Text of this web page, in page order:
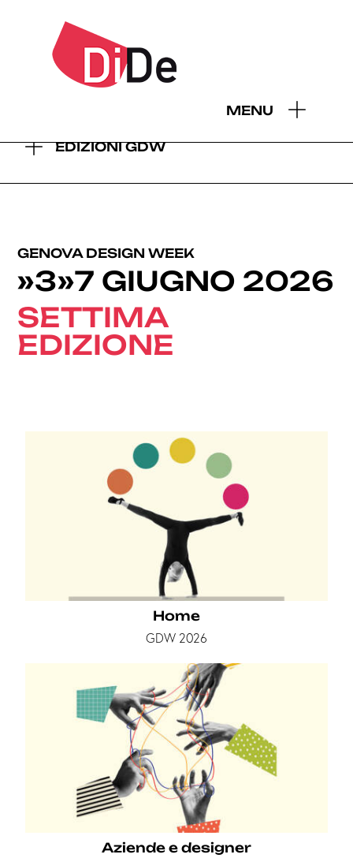
MENU
EDIZIONI GDW
GENOVA DESIGN WEEK
»3»7 GIUGNO 2026
SETTIMA
EDIZIONE
Home
GDW 2026
Aziende e designer
2026 2025 2024 2023 2022 2021 2019